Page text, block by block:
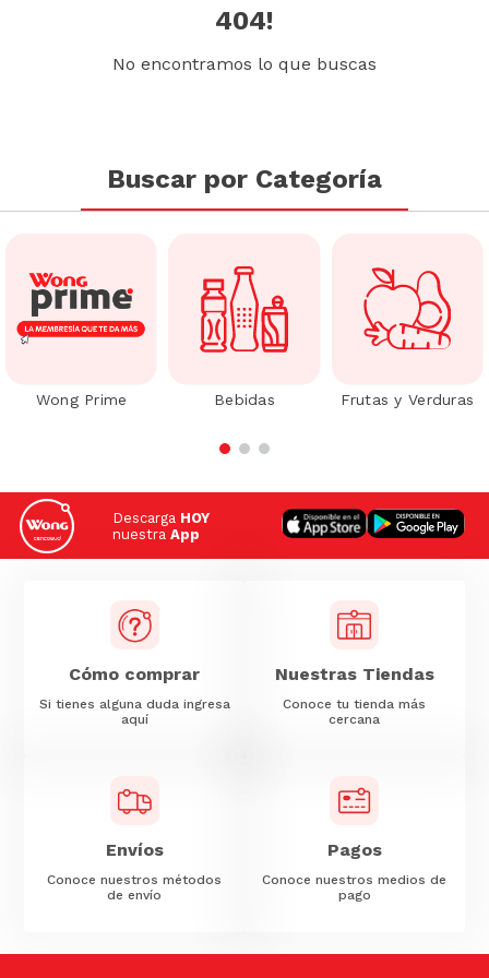
404!
No encontramos lo que buscas
Buscar por Categoría
Wong Prime Bebidas Frutas y Verduras
Descarga HOY
nuestra App
Cómo comprar
Si tienes alguna duda ingresa
aquí
Nuestras Tiendas
Conoce tu tienda más
cercana
Envíos
Conoce nuestros métodos
de envío
Pagos
Conoce nuestros medios de
pago